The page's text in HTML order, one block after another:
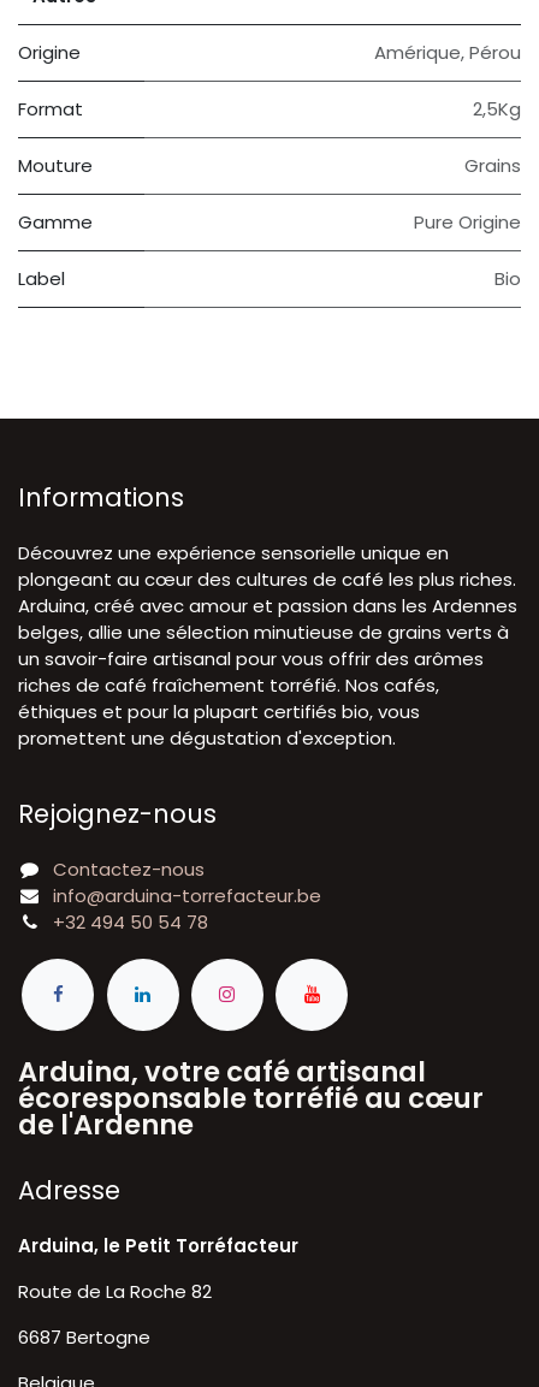
Origine Amérique,Pérou
Format 2,5Kg
Mouture Grains
Gamme Pure Origine
Label Bio
Informations
Découvrez une expérience sensorielle unique en
plongeant au cœur des cultures de café les plus riches.
Arduina, créé avec amour et passion dans les Ardennes
belges, allie une sélection minutieuse de grains verts à
un savoir-faire artisanal pour vous offrir des arômes
riches de café fraîchement torréfié. Nos cafés,
éthiques et pour la plupart certifiés bio, vous
promettent une dégustation d'exception.
Rejoignez-nous
Contactez-nous
info@arduina-torrefacteur.be
+32 494 50 54 78
Arduina, votre café artisanal
écoresponsable torréfié au cœur
de l'Ardenne
A​dresse
Arduina, le Petit Torréfacteur
Route de La Roche 82
6687 Bertogne